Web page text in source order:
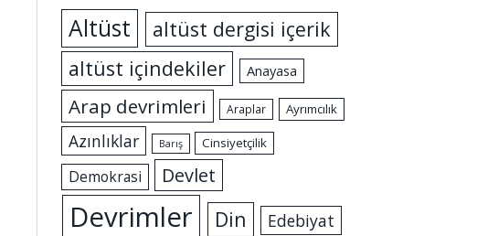
Altüst
altüst dergisi içerik
altüst içindekiler
Anayasa
Arap devrimleri Araplar Ayrımcılık
Azınlıklar Barış Cinsiyetçilik
Demokrasi Devlet
Devrimler Din Edebiyat